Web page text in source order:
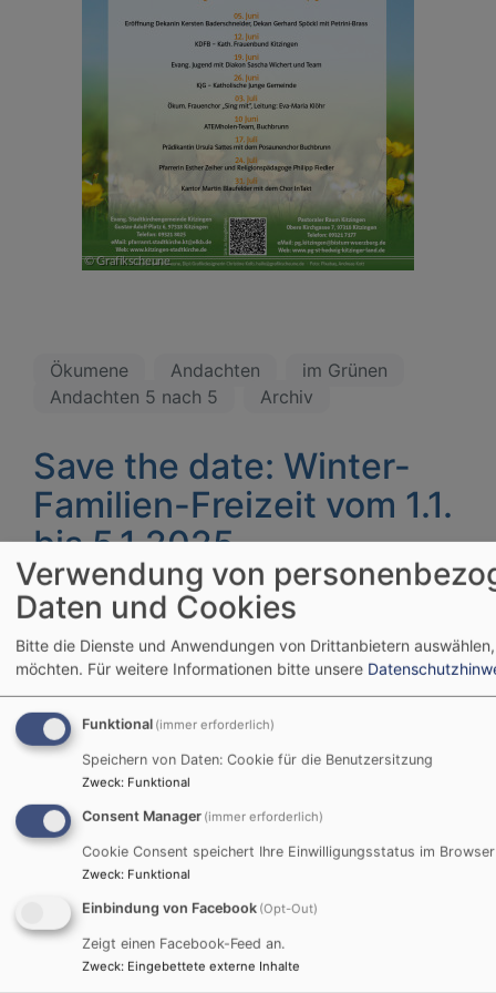
Ökumene Andachten
im Grünen
Andachten 5 nach 5
Archiv
Save the date: Winter-
Familien-Freizeit vom 1.1.
bis 5.1.2025
Bildrechte EJ
Die Familienarbeit des
Jugend lädt dich und
deine Familie zu einer
Es wird ein vielfältiges
Rahmenprogramm
Evang. Jugend:
Verwendung von
Daten und Cookies
Bitte die Dienste und Anwendungen von Drittanbietern
möchten. Für weitere Informationen bitte unsere
Funktional (immer erforderlich)
Speichern von Daten: Cookie für die Benutzersitzung
Zweck: Funktional
Consent Manager (immer erforderlich)
Cookie Consent speichert Ihre Einwilligungsstatus im Browser
Zweck: Funktional
Einbindung von Facebook (Opt-Out)
Zeigt einen Facebook-Feed an.
Zweck: Eingebettete externe Inhalte